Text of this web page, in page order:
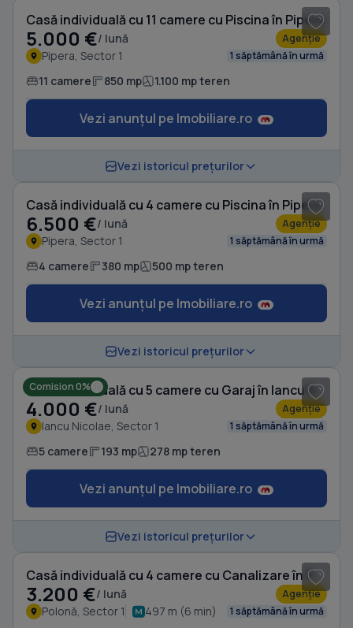
Casă individuală cu 11 camere cu Piscina în Pipera
5.000 €/ lună Agenție
Pipera, Sector 1 1 săptămână în urmă
11 camere 850 mp 1.100 mp teren
Vezi anunțul pe Imobiliare.ro
Vezi istoricul prețurilor
Casă individuală cu 4 camere cu Piscina în Pipera
6.500 €/ lună Agenție
Pipera, Sector 1 1 săptămână în urmă
4 camere 380 mp 500 mp teren
Vezi anunțul pe Imobiliare.ro
Vezi istoricul prețurilor
Comision 0% Casă individuală cu 5 camere cu Garaj în Iancu Nicolae
4.000 €/ lună Agenție
Iancu Nicolae, Sector 1 1 săptămână în urmă
5 camere 193 mp 278 mp teren
Vezi anunțul pe Imobiliare.ro
Vezi istoricul prețurilor
Casă individuală cu 4 camere cu Canalizare în Polonă
3.200 €/ lună Agenție
Polonă, Sector 1 497 m (6 min) 1 săptămână în urmă